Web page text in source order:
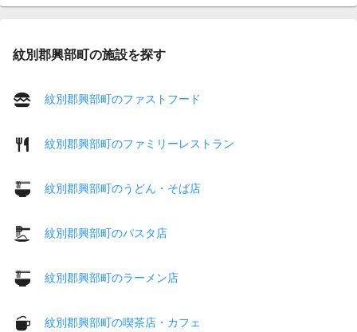
紋別郡興部町の施設を探す
紋別郡興部町のファストフード
紋別郡興部町のファミリーレストラン
紋別郡興部町のうどん・そば店
紋別郡興部町のパスタ店
紋別郡興部町のラーメン店
紋別郡興部町の喫茶店・カフェ